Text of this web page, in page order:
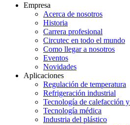
Empresa
Acerca de nosotros
Historia
Carrera profesional
Circutec en todo el mundo
Como llegar a nosotros
Eventos
Novidades
Aplicaciones
Regulación de temperatura
Refrigeración industrial
Tecnología de calefacción
Tecnología médica
Industria del plástico